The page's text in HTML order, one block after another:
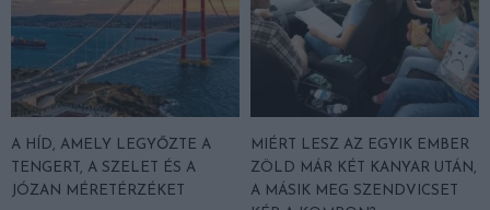
A HÍD, AMELY LEGYŐZTE A
TENGERT, A SZELET ÉS A
JÓZAN MÉRETÉRZÉKET
MIÉRT LESZ AZ EGYIK EMBER
ZÖLD MÁR KÉT KANYAR UTÁN,
A MÁSIK MEG SZENDVICSET